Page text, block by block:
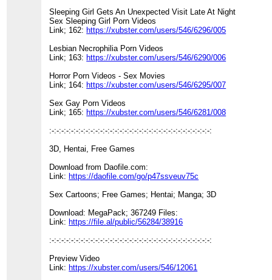
Sleeping Girl Gets An Unexpected Visit Late At Night
Sex Sleeping Girl Porn Videos
Link; 162: https://xubster.com/users/546/6296/005
Lesbian Necrophilia Porn Videos
Link; 163: https://xubster.com/users/546/6290/006
Horror Porn Videos - Sex Movies
Link; 164: https://xubster.com/users/546/6295/007
Sex Gay Porn Videos
Link; 165: https://xubster.com/users/546/6281/008
:-:-:-:-:-:-:-:-:-:-:-:-:-:-:-:-:-:-:-:-:-:-:-:-:-:-:-:-:-:-:-:-:-:
3D, Hentai, Free Games
Download from Daofile.com:
Link: https://daofile.com/go/p47ssveuv75c
Sex Cartoons; Free Games; Hentai; Manga; 3D
Download: MegaPack; 367249 Files:
Link: https://file.al/public/56284/38916
:-:-:-:-:-:-:-:-:-:-:-:-:-:-:-:-:-:-:-:-:-:-:-:-:-:-:-:-:-:-:-:-:-:
Preview Video
Link: https://xubster.com/users/546/12061